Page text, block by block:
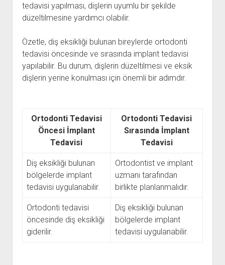
tedavisi yapılması, dişlerin uyumlu bir şekilde
düzeltilmesine yardımcı olabilir.
Özetle, diş eksikliği bulunan bireylerde ortodonti
tedavisi öncesinde ve sırasında implant tedavisi
yapılabilir. Bu durum, dişlerin düzeltilmesi ve eksik
dişlerin yerine konulması için önemli bir adımdır.
Ortodonti Tedavisi
Öncesi İmplant
Tedavisi
Ortodonti Tedavisi
Sırasında İmplant
Tedavisi
Diş eksikliği bulunan
bölgelerde implant
tedavisi uygulanabilir.
Ortodontist ve implant
uzmanı tarafından
birlikte planlanmalıdır.
Ortodonti tedavisi
öncesinde diş eksikliği
giderilir.
Diş eksikliği bulunan
bölgelerde implant
tedavisi uygulanabilir.